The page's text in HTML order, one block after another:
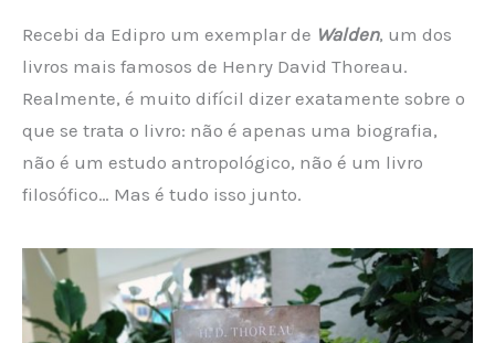
Recebi da Edipro um exemplar de Walden, um dos
livros mais famosos de Henry David Thoreau.
Realmente, é muito difícil dizer exatamente sobre o
que se trata o livro: não é apenas uma biografia,
não é um estudo antropológico, não é um livro
filosófico… Mas é tudo isso junto.